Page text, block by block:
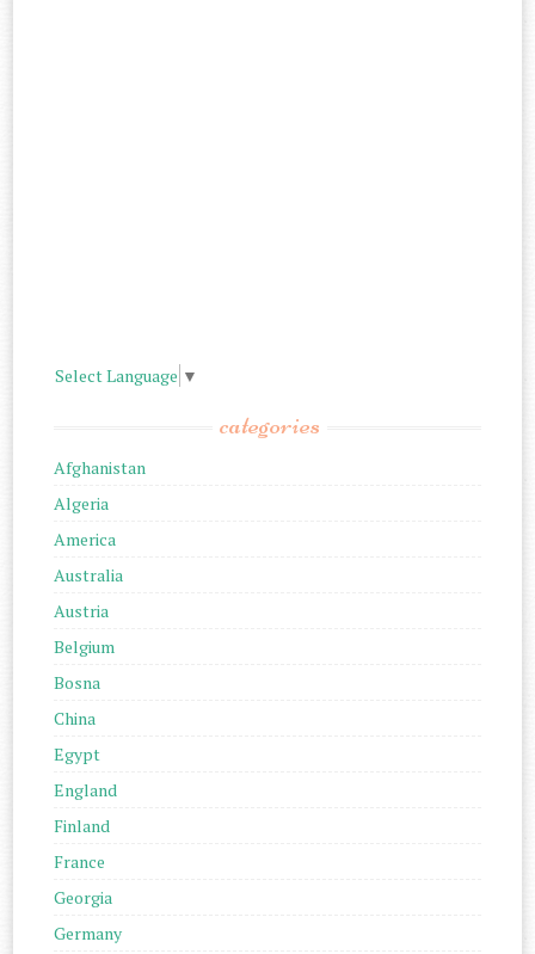
Select Language ▼
categories
Afghanistan
Algeria
America
Australia
Austria
Belgium
Bosna
China
Egypt
England
Finland
France
Georgia
Germany